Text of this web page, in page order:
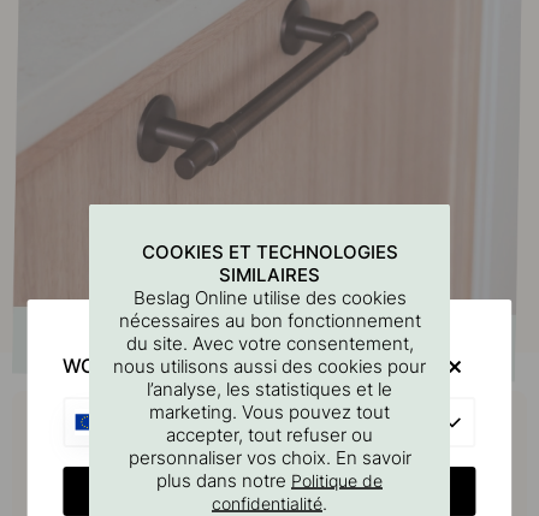
Achetez avec
COOKIES ET TECHNOLOGIES
SIMILAIRES
Beslag Online utilise des cookies
nécessaires au bon fonctionnement
du site. Avec votre consentement,
nous utilisons aussi des cookies pour
l’analyse, les statistiques et le
marketing. Vous pouvez tout
accepter, tout refuser ou
personnaliser vos choix. En savoir
plus dans notre Politique de
confidentialité.
WOULD YOU RATHER VISIT?
CHANGE COUNTRY